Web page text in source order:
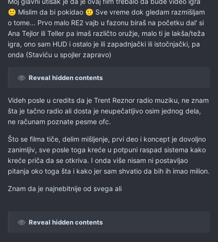
🙂 Mislim da bi pokidao 🙂 Sve vreme dok gledam razmišljam
o tome... Prvo malo RE2 vajb u fazonu biraš na početku dal' si
Ana Tejlor ili Teller pa imaš različto oružje, malo ti je lakša/teža
igra, ono sam HUD i ostalo je ili zapadnjački ili istočnjački, pa
onda (Staviću u spojler zapravo)
Reveal hidden contents
Videh posle u credits da je Trent Reznor radio muziku, ne znam
šta je tačno radio ali dosta je neupečatljivo osim jednog dela,
ne računam poznate pesme ofc.
Što se filma tiče, delim mišljenje, prvi deo i koncept je dovoljno
zanimljiv, sve posle toga kreće u potpuni raspad sistema kako
kreće priča da se otkriva. I onda više nisam ni postavljao
pitanja oko toga šta i kako jer sam shvatio da bih ih imao milion.
Znam da je najnebitnije od svega ali
Reveal hidden contents